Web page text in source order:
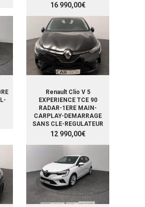
16 990,00€
Renault Clio V 5
EXPERIENCE TCE 90
RADAR-1ERE MAIN-
CARPLAY-DEMARRAGE
SANS CLE-REGULATEUR
12 990,00€